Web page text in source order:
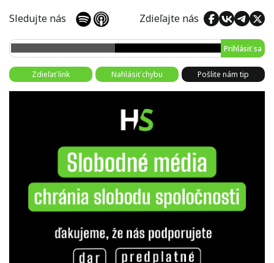
Sledujte nás Zdieľajte nás
Prihlásiť sa
Zdieľať link Nahlásiť chybu Pošlite nám tip